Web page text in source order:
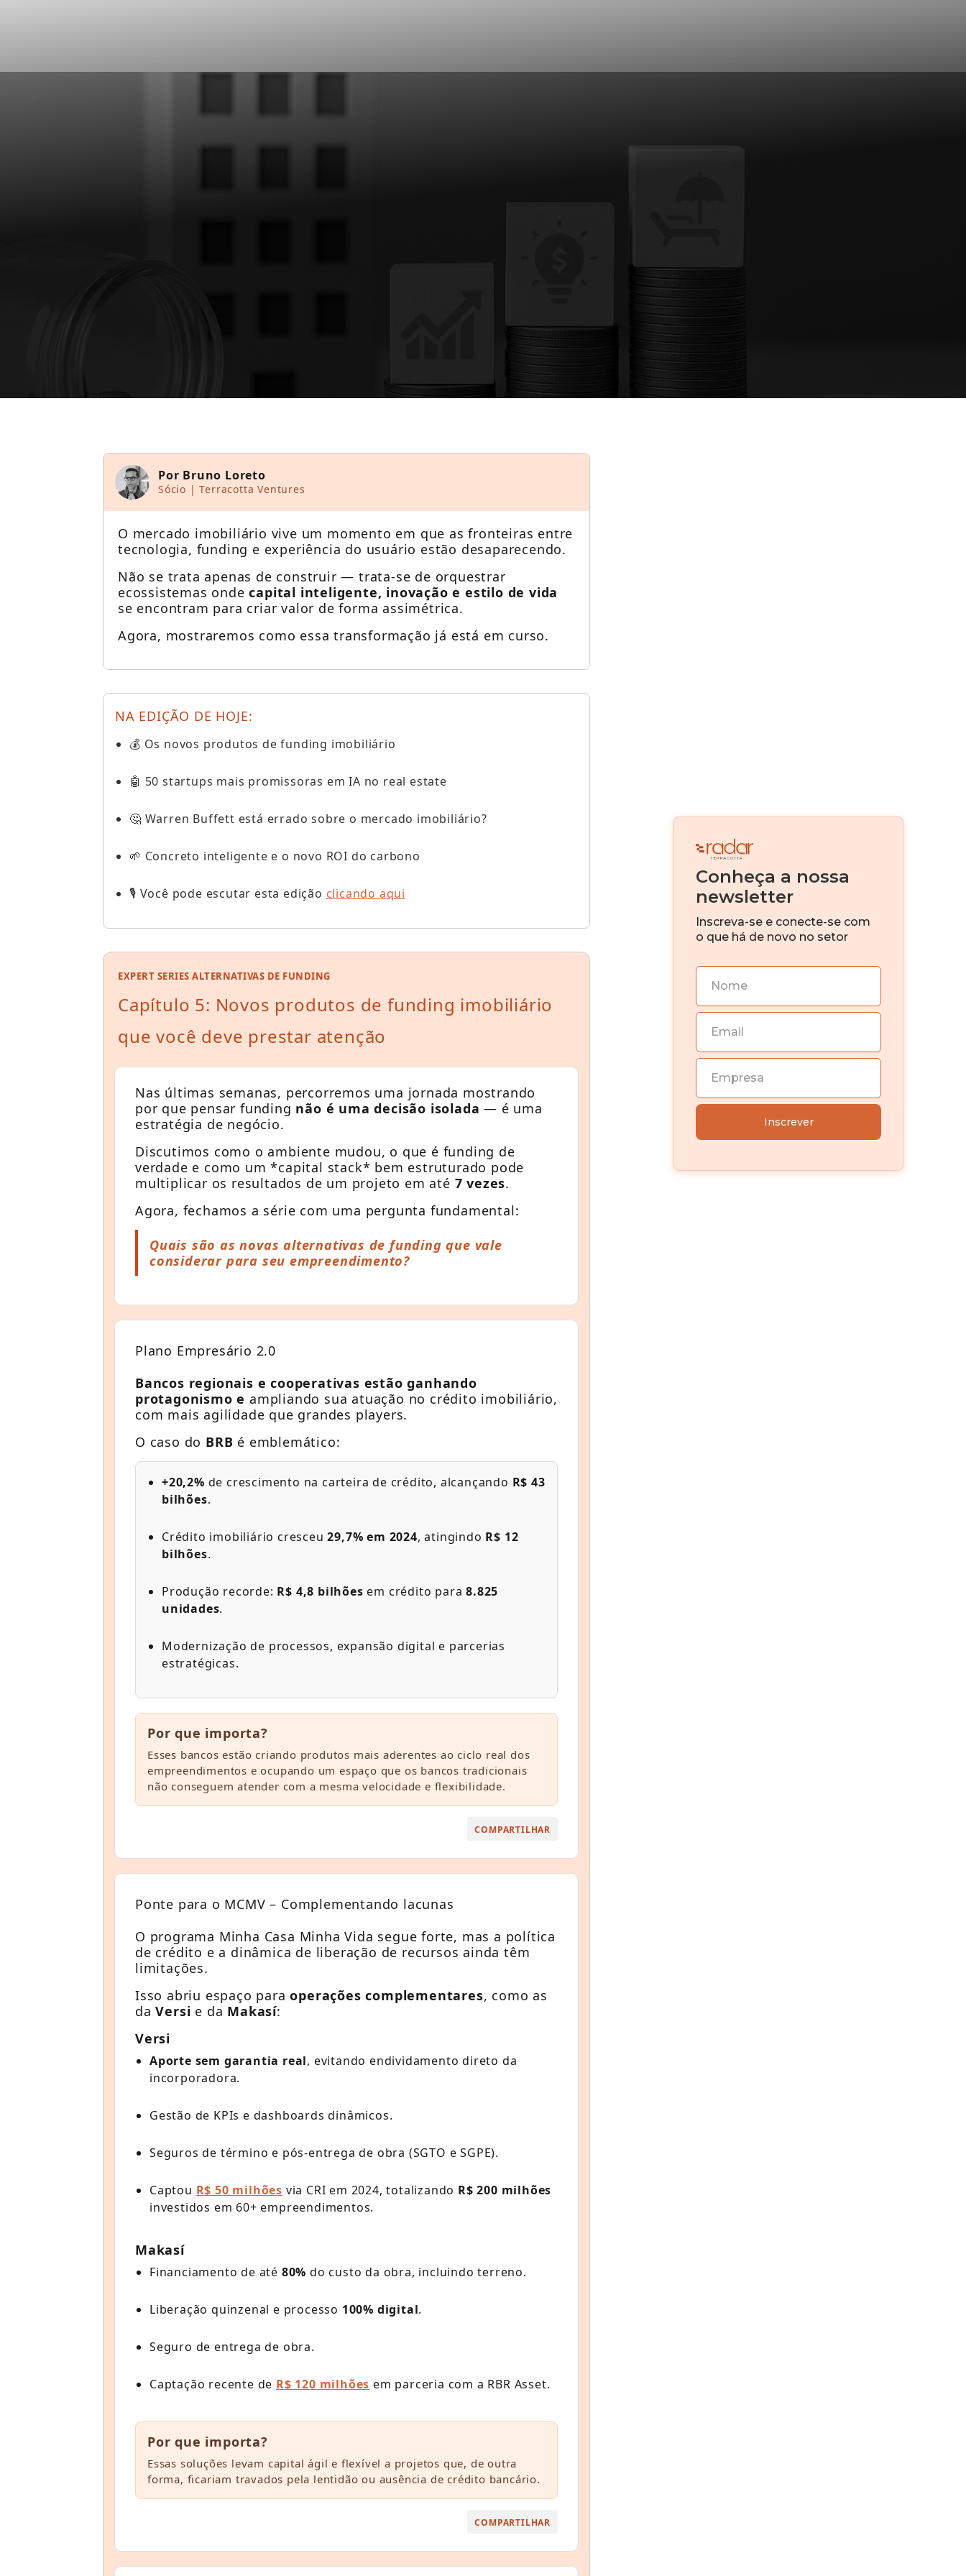
Por Bruno Loreto
Sócio | Terracotta Ventures
O mercado imobiliário vive um momento em que as fronteiras entre
tecnologia, funding e experiência do usuário estão desaparecendo.
Não se trata apenas de construir — trata-se de orquestrar
ecossistemas ondecapital inteligente, inovação e estilo de vida
se encontram para criar valor de forma assimétrica.
Agora, mostraremos como essa transformação já está em curso.
NA EDIÇÃO DE HOJE:
💰 Os novos produtos de funding imobiliário
🤖 50 startups mais promissoras em IA no real estate
🤔 Warren Buffett está errado sobre o mercado imobiliário?
🌱 Concreto inteligente e o novo ROI do carbono
🎙️ Você pode escutar esta edição clicando aqui
EXPERT SERIES ALTERNATIVAS DE FUNDING
Capítulo 5: Novos produtos de funding imobiliário
que você deve prestar atenção
Nas últimas semanas, percorremos uma jornada mostrando
por que pensar funding não é uma decisão isolada — é uma
estratégia de negócio.
Discutimos como o ambiente mudou, o que é funding de
verdade e como um *capital stack* bem estruturado pode
multiplicar os resultados de um projeto em até 7 vezes.
Agora, fechamos a série com uma pergunta fundamental:
Quais são as novas alternativas de funding que vale
considerar para seu empreendimento?
Plano Empresário 2.0
Bancos regionais e cooperativas estão ganhando
protagonismo e ampliando sua atuação no crédito imobiliário,
com mais agilidade que grandes players.
O caso do BRB é emblemático:
+20,2% de crescimento na carteira de crédito, alcançando R$ 43
bilhões.
Crédito imobiliário cresceu29,7% em 2024, atingindo R$ 12
bilhões.
Produção recorde: R$ 4,8 bilhões em crédito para8.825
unidades.
Modernização de processos, expansão digital e parcerias
estratégicas.
Por que importa?
Esses bancos estão criando produtos mais aderentes ao ciclo real dos
empreendimentos e ocupando um espaço que os bancos tradicionais
não conseguem atender com a mesma velocidade e flexibilidade.
COMPARTILHAR
Ponte para o MCMV – Complementando lacunas
O programa Minha Casa Minha Vida segue forte, mas a política
de crédito e a dinâmica de liberação de recursos ainda têm
limitações.
Isso abriu espaço paraoperações complementares, como as
daVersi e da Makasí:
Versi
Aporte sem garantia real, evitando endividamento direto da
incorporadora.
Gestão de KPIs e dashboards dinâmicos.
Seguros de término e pós-entrega de obra (SGTO e SGPE).
Captou R$ 50 milhões via CRI em 2024, totalizando R$ 200 milhões
investidos em 60+ empreendimentos.
Makasí
Financiamento de até 80% do custo da obra, incluindo terreno.
Liberação quinzenal e processo 100% digital.
Seguro de entrega de obra.
Captação recente de R$ 120 milhões em parceria com a RBR Asset.
Por que importa?
Essas soluções levam capital ágil e flexível a projetos que, de outra
forma, ficariam travados pela lentidão ou ausência de crédito bancário.
COMPARTILHAR
IA
Investimento imobiliário
Conheça a nossa
newsletter
Inscreva-se e conecte-se com
o que há de novo no setor